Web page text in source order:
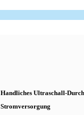
Handliches Ultraschall-
Stromversorgung